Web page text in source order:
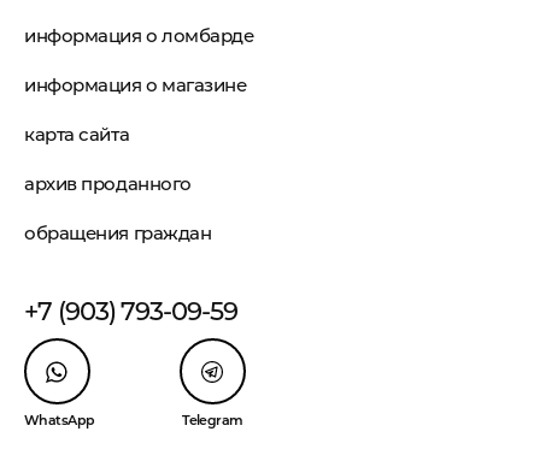
информация о ломбарде
информация о магазине
карта сайта
архив проданного
обращения граждан
+7 (903) 793-09-59
WhatsApp Telegram